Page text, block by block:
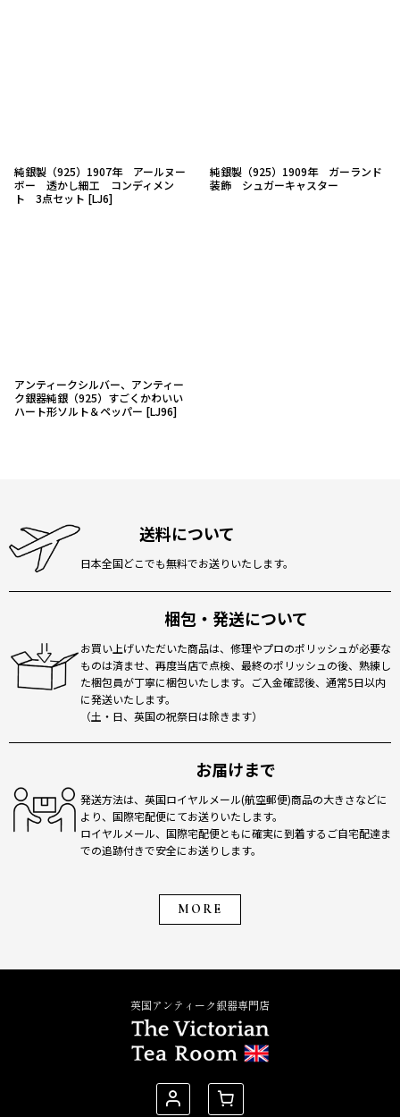
純銀製（925）1907年 アールヌー
ボー 透かし細工 コンディメン
ト 3点セット [LJ6]
純銀製（925）1909年 ガーランド
装飾 シュガーキャスター
アンティークシルバー、アンティー
ク銀器純銀（925）すごくかわいい
ハート形ソルト＆ペッパー [LJ96]
送料について
日本全国どこでも無料でお送りいたします。
梱包・発送について
お買い上げいただいた商品は、修理やプロのポリッシュが必要な
ものは済ませ、再度当店で点検、最終のポリッシュの後、熟練し
た梱包員が丁寧に梱包いたします。ご入金確認後、通常5日以内
に発送いたします。
（土・日、英国の祝祭日は除きます）
お届けまで
発送方法は、英国ロイヤルメール(航空郵便)商品の大きさなどに
より、国際宅配便にてお送りいたします。
ロイヤルメール、国際宅配便ともに確実に到着するご自宅配達ま
での追跡付きで安全にお送りします。
MORE
英国アンティーク銀器専門店